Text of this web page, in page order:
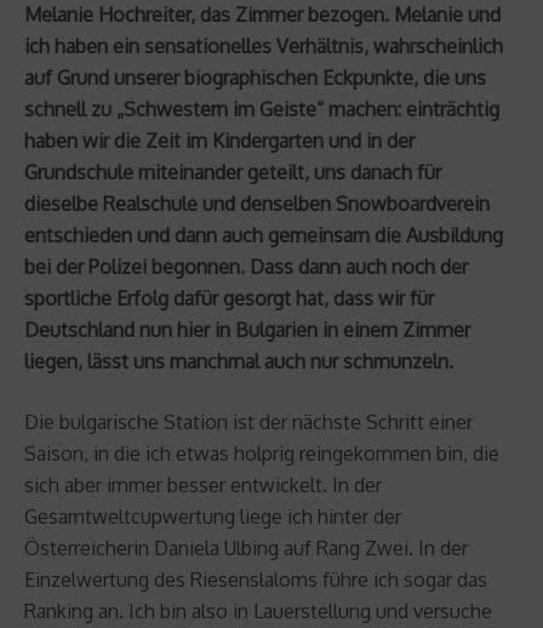
Melanie Hochreiter, das Zimmer bezogen. Melanie und
ich haben ein sensationelles Verhältnis, wahrscheinlich
auf Grund unserer biographischen Eckpunkte, die uns
schnell zu „Schwestern im Geiste“ machen: einträchtig
haben wir die Zeit im Kindergarten und in der
Grundschule miteinander geteilt, uns danach für
dieselbe Realschule und denselben Snowboardverein
entschieden und dann auch gemeinsam die Ausbildung
bei der Polizei begonnen. Dass dann auch noch der
sportliche Erfolg dafür gesorgt hat, dass wir für
Deutschland nun hier in Bulgarien in einem Zimmer
liegen, lässt uns manchmal auch nur schmunzeln.
Die bulgarische Station ist der nächste Schritt einer
Saison, in die ich etwas holprig reingekommen bin, die
sich aber immer besser entwickelt. In der
Gesamtweltcupwertung liege ich hinter der
Österreicherin Daniela Ulbing auf Rang Zwei. In der
Einzelwertung des Riesenslaloms führe ich sogar das
Ranking an. Ich bin also in Lauerstellung und versuche